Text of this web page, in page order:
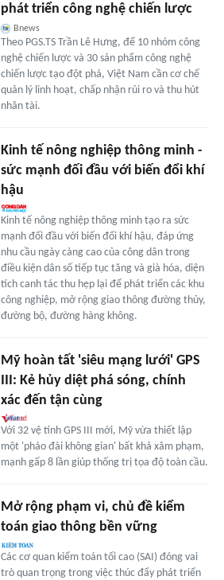
phát triển công nghệ chiến lược
Bnews
Theo PGS.TS Trần Lê Hưng, để 10 nhóm công
nghệ chiến lược và 30 sản phẩm công nghệ
chiến lược tạo đột phá, Việt Nam cần cơ chế
quản lý linh hoạt, chấp nhận rủi ro và thu hút
nhân tài.
Kinh tế nông nghiệp thông minh -
sức mạnh đối đầu với biến đổi khí
hậu
Kinh tế nông nghiệp thông minh tạo ra sức
mạnh đối đầu với biến đổi khí hậu, đáp ứng
nhu cầu ngày càng cao của công dân trong
điều kiện dân số tiếp tục tăng và già hóa, diện
tích canh tác thu hẹp lại để phát triển các khu
công nghiệp, mở rộng giao thông đường thủy,
đường bộ, đường hàng không.
Mỹ hoàn tất 'siêu mạng lưới' GPS
III: Kẻ hủy diệt phá sóng, chính
xác đến tận cùng
Với 32 vệ tinh GPS III mới, Mỹ vừa thiết lập
một 'pháo đài không gian' bất khả xâm phạm,
mạnh gấp 8 lần giúp thống trị tọa độ toàn cầu.
Mở rộng phạm vi, chủ đề kiểm
toán giao thông bền vững
Các cơ quan kiểm toán tối cao (SAI) đóng vai
trò quan trọng trong việc thúc đẩy phát triển